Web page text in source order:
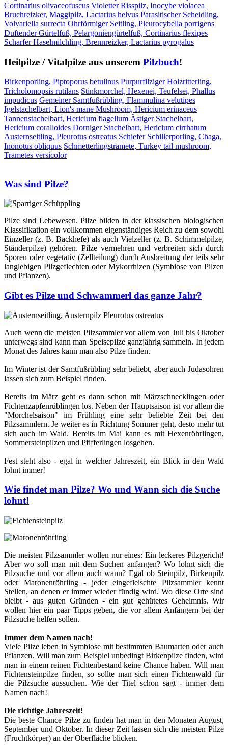
Cortinarius olivaceofuscus Violetter Risspilz, Inocybe violacea
Bruchreizker, Maggipilz, Lactarius helvus Parasitischer Scheidling,
Volvariella surrecta Ohrförmiger Seitling, Pleurocybella porrigens
Duftender Gürtelfuß, Pelargoniengürtelfuß, Cortinarius flexipes
Scharfer Haselmilchling, Brennreizker, Lactarius pyrogalus
Heilpilze / Vitalpilze aus unserem Pilzbuch!
Birkenporling, Piptoporus betulinus Purpurfilziger Holzritterling,
Tricholomopsis rutilans Stinkmorchel, Hexenei, Teufelsei, Phallus
impudicus Gemeiner Samtfußrübling, Flammulina velutipes
Igelstachelbart, Lion's mane Mushroom, Hericium erinaceus
Tannenstachelbart, Hericium flagellum Ästiger Stachelbart,
Hericium coralloides Dorniger Stachelbart, Hericium cirrhatum
Austernseitling, Pleurotus ostreatus Schiefer Schillerporling, Chaga,
Inonotus obliquus Schmetterlingstramete, Turkey tail mushroom,
Trametes versicolor
Was sind Pilze?
Pilze sind Lebewesen. Pilze bilden in der klassischen biologischen
Klassifikation ein vollkommen eigenständiges Reich zu dem sowohl
Einzeller (z. B. Backhefe) als auch Vielzeller (z. B. Schimmelpilze,
Ständerpilze) gehören. Pilze vermehren und verbreiten sich durch
Sporen oder vegetativ (Zellteilung) durch Ausbreitung der teils sehr
langlebigen Pilzgeflechten oder Mykorrhizen (Symbiose von Pilzen
und Pflanzen).
Gibt es Pilze und Schwammerl das ganze Jahr?
Auch wenn die meisten Pilzsammler vor allem von Juli bis Oktober
unterwegs sind kann man Speisepilze ganzjährig sammeln. In jedem
Monat des Jahres kann man also Pilze finden.
Im Winter ist der Samtfußrübling sehr beliebt, aber auch Judasohren
lassen sich zum Beispiel finden.
Bereits im März geht es dann schon mit Märzschnecklingen oder
Fichtenzapfenrüblingen los. Neben der Hauptsaison ist vor allem die
"Morchelsaison" im Frühling eine sehr beliebte Zeit bei den
Pilzsammlern. Je weiter es in Richtung Sommer geht, desto mehr tut
sich auch im Wald. Bereits im Mai kann es mit Hexenröhrlingen,
Sommersteinpilzen und Pfifferlingen losgehen.
Fest steht also - egal in welcher Jahreszeit, ein Blick in den Wald
lohnt immer!
Wie findet man Pilze? Wo und Wann sich die Suche
lohnt!
Die meisten Pilzsammler wollen nur eines: Ein leckeres Pilzgericht!
Aber wo soll man mit dem Suchen anfangen? Wo lohnt sich die
Pilzsuche und vor allem auch wann? Egal ob Steinpilz, Birkenpilz
oder Maronenröhrling - jeder eingefleischte Pilzsammler kennt
Stellen, an denen er immer wieder fündig wird. Wo diese Orte sind
bleibt - aus guten Gründen - ein gut gehütetes Geheimnis. Wir
wollen hier ein paar Tipps geben, die vor allem Anfängern bei der
Pilzsuche helfen sollen.
Immer dem Namen nach!
Viele Pilze leben in Symbiose mit bestimmten Baumarten oder auch
Pflanzen. Will man zum Beispiel unbedingt Birkenpilze finden, wird
man in einem reinen Fichtenbestand keine Chance haben. Will man
Fichtensteinpilze finden, so sollte man sich einen Fichtenwald für
die Pilzsuche aussuchen. Wie der Titel schon sagt - immer dem
Namen nach!
Die richtige Jahreszeit!
Die beste Chance Pilze zu finden hat man in den Monaten August,
September und Oktober. In dieser Zeit lassen sich die meisten Pilze
(Fruchtkörper) an der Oberfläche blicken.